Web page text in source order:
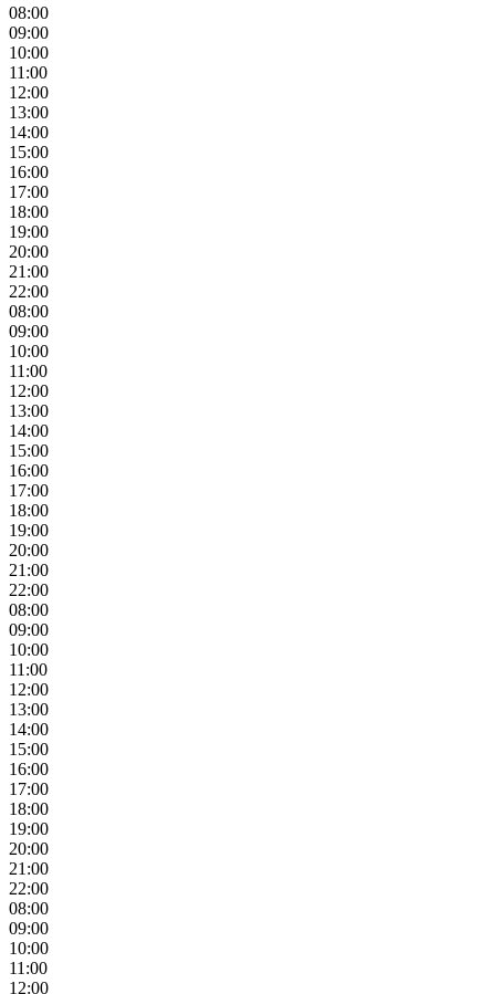
08:00
09:00
10:00
11:00
12:00
13:00
14:00
15:00
16:00
17:00
18:00
19:00
20:00
21:00
22:00
08:00
09:00
10:00
11:00
12:00
13:00
14:00
15:00
16:00
17:00
18:00
19:00
20:00
21:00
22:00
08:00
09:00
10:00
11:00
12:00
13:00
14:00
15:00
16:00
17:00
18:00
19:00
20:00
21:00
22:00
08:00
09:00
10:00
11:00
12:00